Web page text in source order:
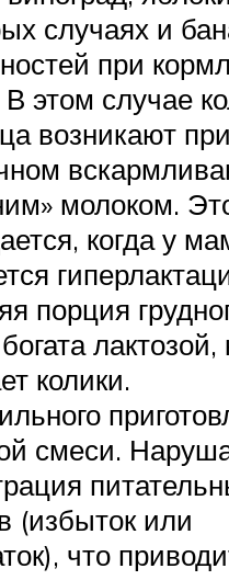
случаях и
при
этом случае
возникают при
молоком.
когда у
порция
лактозой,
колики.
смеси.
(избыток или
что